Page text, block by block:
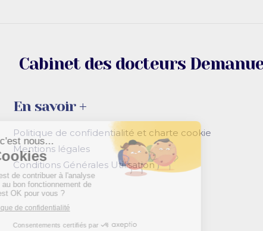
Cabinet des docteurs
En savoir +
Politique de confidentialité et charte cookie
Mentions légales
Conditions Générales Utilisation